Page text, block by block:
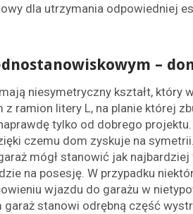
dla utrzymania odpowiedniej
–
niesymetryczny kształt, który
z ramion litery L, na planie której
tylko od dobrego
czemu dom zyskuje na
mógł stanowić jak
na posesję. W przypadku
wjazdu do garażu w
stanowi odrębną część